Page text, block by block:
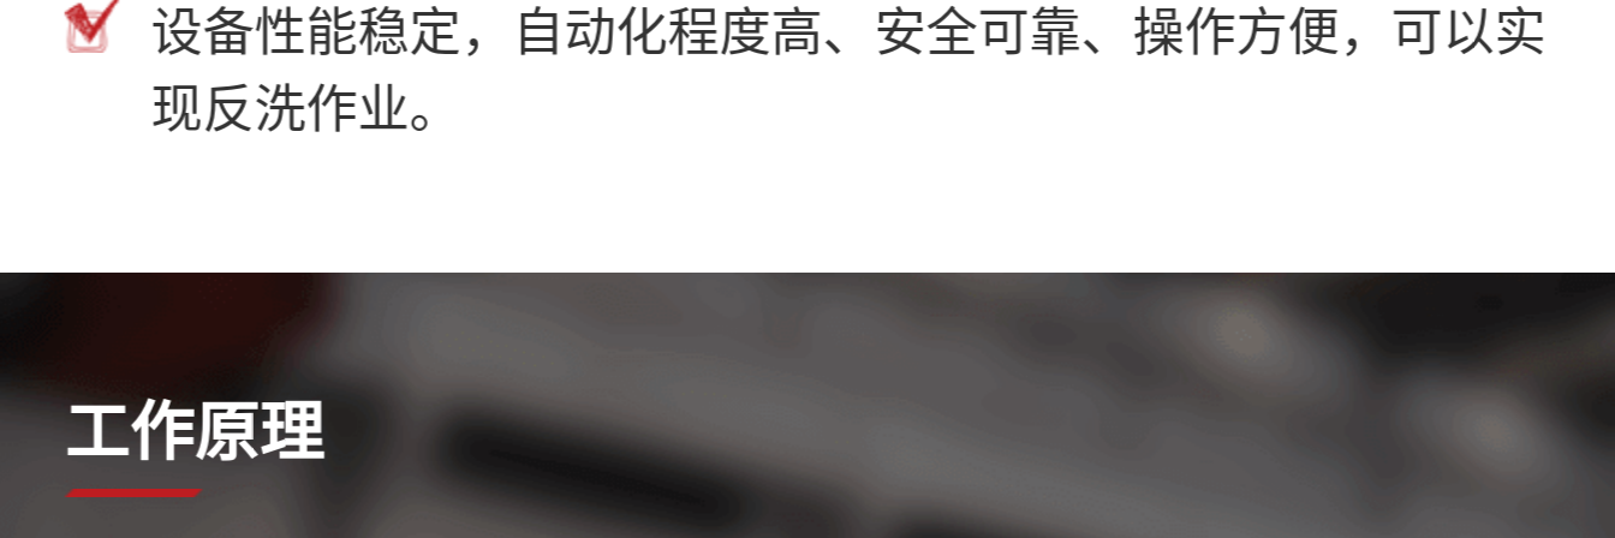
设备性能稳定，自动化程度高、安全可靠、操作方便，可以实
现反洗作业。
工作原理